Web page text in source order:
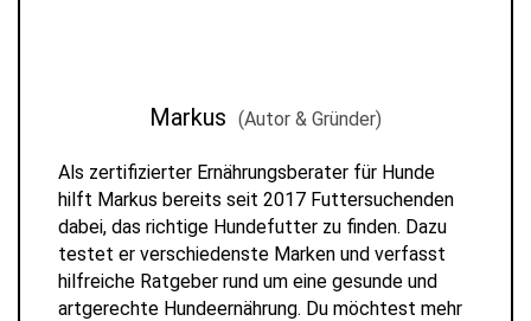
Markus (Autor & Gründer)
Als zertifizierter Ernährungsberater für Hunde
hilft Markus bereits seit 2017 Futtersuchenden
dabei, das richtige Hundefutter zu finden. Dazu
testet er verschiedenste Marken und verfasst
hilfreiche Ratgeber rund um eine gesunde und
artgerechte Hundeernährung. Du möchtest mehr